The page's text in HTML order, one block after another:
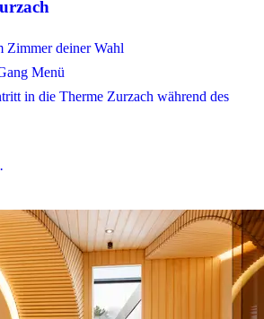
Zimmer deiner Wahl
Menü
in die Therme Zurzach während des
·